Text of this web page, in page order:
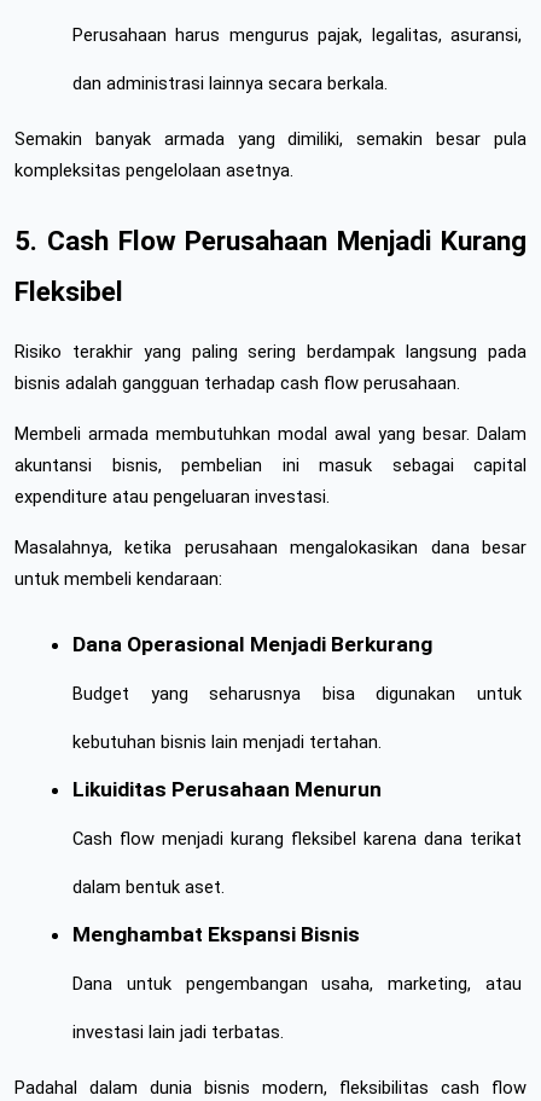
Perusahaan harus mengurus pajak, legalitas, asuransi,
dan administrasi lainnya secara berkala.
Semakin banyak armada yang dimiliki, semakin besar pula
kompleksitas pengelolaan asetnya.
5. Cash Flow Perusahaan Menjadi Kurang
Fleksibel
Risiko terakhir yang paling sering berdampak langsung pada
bisnis adalah gangguan terhadap cash flow perusahaan.
Membeli armada membutuhkan modal awal yang besar. Dalam
akuntansi bisnis, pembelian ini masuk sebagai capital
expenditure atau pengeluaran investasi.
Masalahnya, ketika perusahaan mengalokasikan dana besar
untuk membeli kendaraan:
Dana Operasional Menjadi Berkurang
Budget yang seharusnya bisa digunakan untuk
kebutuhan bisnis lain menjadi tertahan.
Likuiditas Perusahaan Menurun
Cash flow menjadi kurang fleksibel karena dana terikat
dalam bentuk aset.
Menghambat Ekspansi Bisnis
Dana untuk pengembangan usaha, marketing, atau
investasi lain jadi terbatas.
Padahal dalam dunia bisnis modern, fleksibilitas cash flow